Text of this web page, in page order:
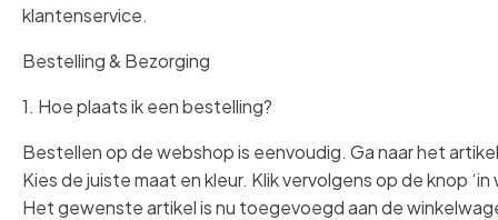
klantenservice.
Bestelling & Bezorging
1. Hoe plaats ik een bestelling?
Bestellen op de webshop is eenvoudig. Ga naar het
Kies de juiste maat en kleur. Klik vervolgens op de knop ‘in
Het gewenste artikel is nu toegevoegd aan de